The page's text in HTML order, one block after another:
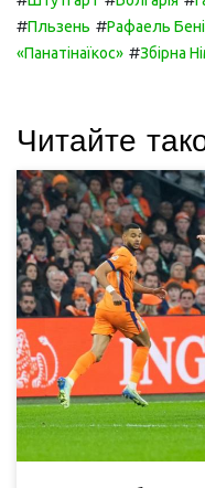
#Пльзень #Рафаель
«Панатінаїкос» #Збірна
Читайте